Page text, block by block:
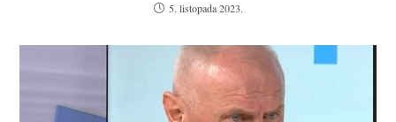
5. listopada 2023.